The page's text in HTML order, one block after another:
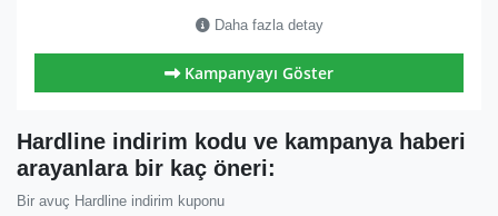
Daha fazla detay
Kampanyayı Göster
Hardline indirim kodu ve kampanya haberi
arayanlara bir kaç öneri:
Bir avuç Hardline indirim kuponu